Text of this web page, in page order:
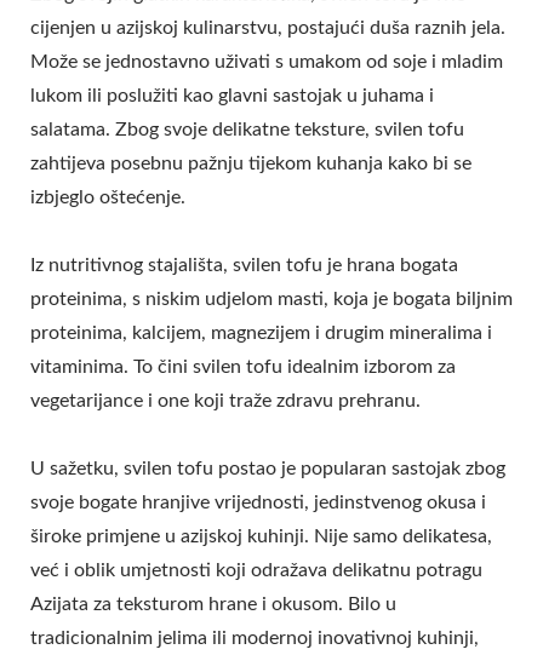
cijenjen u azijskoj kulinarstvu, postajući duša raznih jela.
Može se jednostavno uživati s umakom od soje i mladim
lukom ili poslužiti kao glavni sastojak u juhama i
salatama. Zbog svoje delikatne teksture, svilen tofu
zahtijeva posebnu pažnju tijekom kuhanja kako bi se
izbjeglo oštećenje.
Iz nutritivnog stajališta, svilen tofu je hrana bogata
proteinima, s niskim udjelom masti, koja je bogata biljnim
proteinima, kalcijem, magnezijem i drugim mineralima i
vitaminima. To čini svilen tofu idealnim izborom za
vegetarijance i one koji traže zdravu prehranu.
U sažetku, svilen tofu postao je popularan sastojak zbog
svoje bogate hranjive vrijednosti, jedinstvenog okusa i
široke primjene u azijskoj kuhinji. Nije samo delikatesa,
već i oblik umjetnosti koji odražava delikatnu potragu
Azijata za teksturom hrane i okusom. Bilo u
tradicionalnim jelima ili modernoj inovativnoj kuhinji,